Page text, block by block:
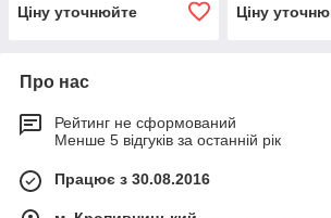
Ціну уточнюйте
Ціну
Про нас
Рейтинг не сформований
Менше 5 відгуків за останній рік
Працює з 30.08.2016